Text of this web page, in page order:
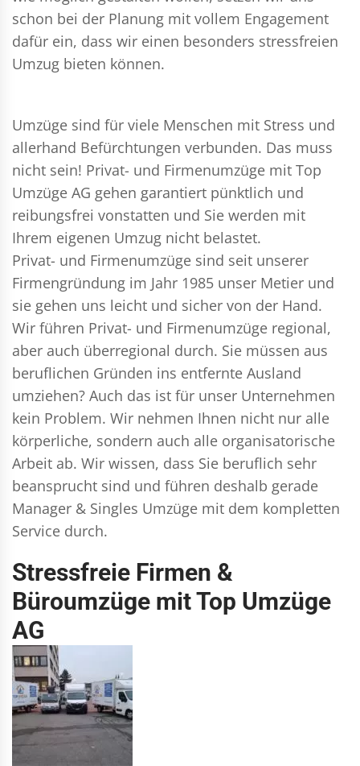
schon bei der Planung mit vollem Engagement
dafür ein, dass wir einen besonders stressfreien
Umzug bieten können.
Umzüge sind für viele Menschen mit Stress und
allerhand Befürchtungen verbunden. Das muss
nicht sein! Privat- und Firmenumzüge mit Top
Umzüge AG gehen garantiert pünktlich und
reibungsfrei vonstatten und Sie werden mit
Ihrem eigenen Umzug nicht belastet.
Privat- und Firmenumzüge sind seit unserer
Firmengründung im Jahr 1985 unser Metier und
sie gehen uns leicht und sicher von der Hand.
Wir führen Privat- und Firmenumzüge regional,
aber auch überregional durch. Sie müssen aus
beruflichen Gründen ins entfernte Ausland
umziehen? Auch das ist für unser Unternehmen
kein Problem. Wir nehmen Ihnen nicht nur alle
körperliche, sondern auch alle organisatorische
Arbeit ab. Wir wissen, dass Sie beruflich sehr
beansprucht sind und führen deshalb gerade
Manager & Singles Umzüge mit dem kompletten
Service durch.
Stressfreie Firmen &
Büroumzüge mit Top Umzüge
AG